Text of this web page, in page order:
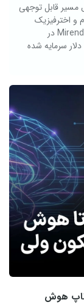
مسیر قابل توجهی
و اخترفیزیک
ایران تا هم‌ بنیان‌گذاری استارتاپ هوش مصنوعی Mirendil در
موفق به جذب 200 میلیون دلار سرمایه شده
هوش